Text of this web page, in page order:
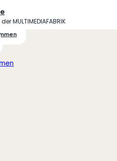
MULTIMEDIAFABRIK